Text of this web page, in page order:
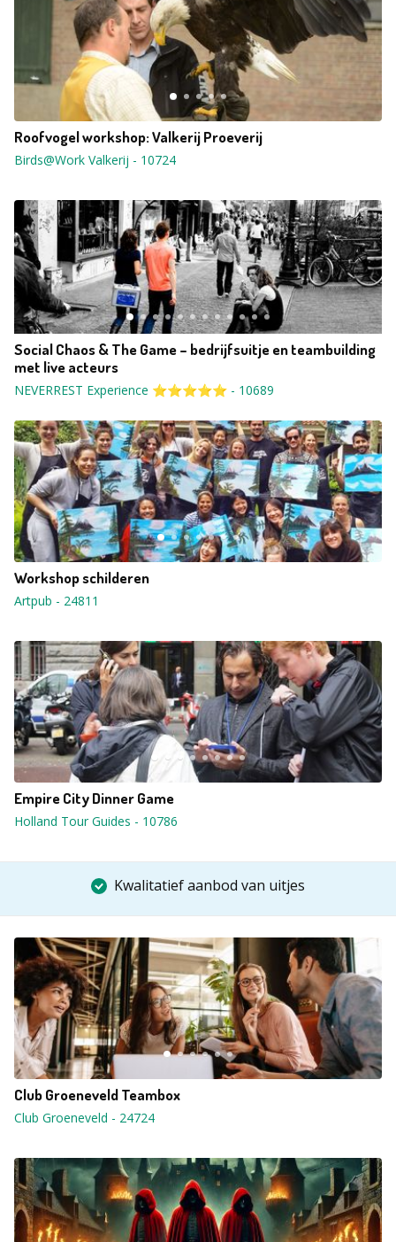
Roofvogel workshop: Valkerij Proeverij
Birds@Work Valkerij - 10724
Social Chaos & The Game – bedrijfsuitje en teambuilding
met live acteurs
NEVERREST Experience ⭐⭐⭐⭐⭐ - 10689
Workshop schilderen
Artpub - 24811
Empire City Dinner Game
Holland Tour Guides - 10786
Kwalitatief aanbod van uitjes
Club Groeneveld Teambox
Club Groeneveld - 24724